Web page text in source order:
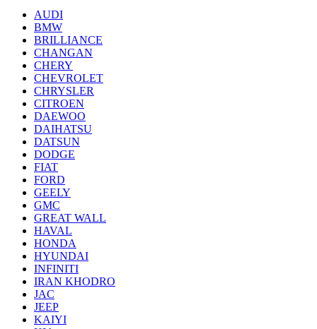
AUDI
BMW
BRILLIANCE
CHANGAN
CHERY
CHEVROLET
CHRYSLER
CITROEN
DAEWOO
DAIHATSU
DATSUN
DODGE
FIAT
FORD
GEELY
GMC
GREAT WALL
HAVAL
HONDA
HYUNDAI
INFINITI
IRAN KHODRO
JAC
JEEP
KAIYI